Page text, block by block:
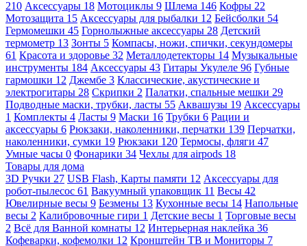
210 Аксессуары 18 Мотоциклы 9 Шлема 146 Кофры 22
Мотозащита 15 Аксессуары для рыбалки 12 Бейсболки 54
Гермомешки 45 Горнолыжные аксессуары 28 Детский
термометр 13 Зонты 5 Компасы, ножи, спички, секундомеры
61 Красота и здоровье 32 Металлодетекторы 14 Музыкальные
инструменты 184 Аксессуары 43 Гитары Укулеле 96 Губные
гармошки 12 Джембе 3 Классические, акустические и
электрогитары 28 Скрипки 2 Палатки, спальные мешки 29
Подводные маски, трубки, ласты 55 Аквашузы 19 Аксессуары
1 Комплекты 4 Ласты 9 Маски 16 Трубки 6 Рации и
аксессуары 6 Рюкзаки, наколенники, перчатки 139 Перчатки,
наколенники, сумки 19 Рюкзаки 120 Термосы, фляги 47
Умные часы 0 Фонарики 34 Чехлы для airpods 18
Товары для дома
3D Ручки 27 USB Flash, Карты памяти 12 Аксессуары для
робот-пылесос 61 Вакуумный упаковщик 11 Весы 42
Ювелирные весы 9 Безмены 13 Кухонные весы 14 Напольные
весы 2 Калибровочные гири 1 Детские весы 1 Торговые весы
2 Всё для Ванной комнаты 12 Интерьерная наклейка 36
Кофеварки, кофемолки 12 Кронштейн ТВ и Мониторы 7